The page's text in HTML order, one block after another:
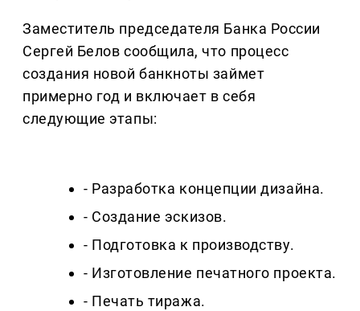
Заместитель председателя Банка России
Сергей Белов сообщила, что процесс
создания новой банкноты займет
примерно год и включает в себя
следующие этапы:
- Разработка концепции дизайна.
- Создание эскизов.
- Подготовка к производству.
- Изготовление печатного проекта.
- Печать тиража.